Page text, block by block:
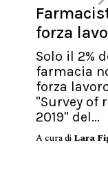
forza
Solo il 2%
farmacia
forza
"Survey of
2019" del...
A cura di Lara